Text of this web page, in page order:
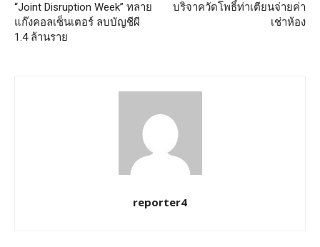
“Joint Disruption Week” ทลาย
แก๊งคอลเซ็นเตอร์ ลบบัญชีผี
1.4 ล้านราย
บริจาควัดโพธิ์ท่าเตียนจ่ายค่า
เช่าห้อง
reporter4